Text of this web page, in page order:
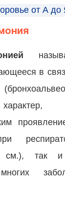
от А до
анатомия
в
см.), так и